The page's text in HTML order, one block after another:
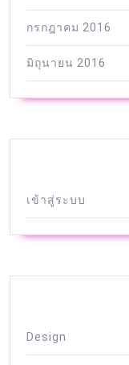
กรกฎาคม 2016
มิถุนายน 2016
เข้าสู่ระบบ
Design